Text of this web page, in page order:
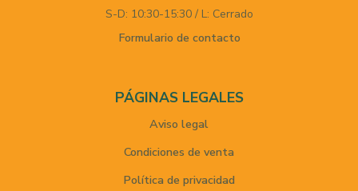
S-D: 10:30-15:30 / L: Cerrado
Formulario de contacto
PÁGINAS LEGALES
Aviso legal
Condiciones de venta
Política de privacidad